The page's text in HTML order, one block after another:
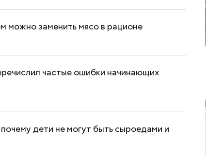
можно заменить мясо в рационе
частые ошибки начинающих
дети не могут быть сыроедами и